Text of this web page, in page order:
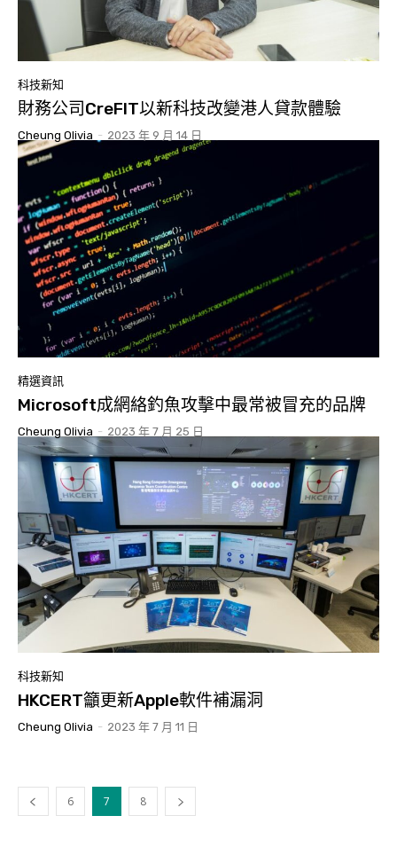
科技新知
財務公司CreFIT以新科技改變港人貸款體驗
Cheung Olivia - 2023 年 9 月 14 日
精選資訊
Microsoft成網絡釣魚攻擊中最常被冒充的品牌
Cheung Olivia - 2023 年 7 月 25 日
科技新知
HKCERT籲更新Apple軟件補漏洞
Cheung Olivia - 2023 年 7 月 11 日
6 7 8